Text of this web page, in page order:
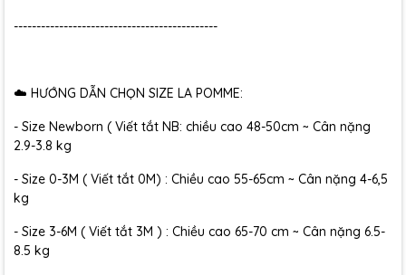
---------------------------------------------
☁️ HƯỚNG DẪN CHỌN SIZE LA POMME:
- Size Newborn ( Viết tắt NB: chiều cao 48-50cm ~ Cân nặng
2.9-3.8 kg
- Size 0-3M ( Viết tắt 0M) : Chiều cao 55-65cm ~ Cân nặng 4-6,5
kg
- Size 3-6M ( Viết tắt 3M ) : Chiều cao 65-70 cm ~ Cân nặng 6.5-
8.5 kg